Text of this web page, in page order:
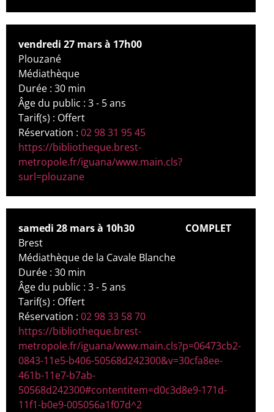
vendredi 27 mars à 17h00
Plouzané
Médiathèque
Durée : 30 min
Âge du public : 3 - 5 ans
Tarif(s) : Offert
Réservation : 02 98 31 95 45
https://bibliotheque.brest-
metropole.fr/iguana/www.main.cls?
surl=plouzane
samedi 28 mars à 10h30
COMPLET
Brest
Médiathèque de la Cavale Blanche
Durée : 30 min
Âge du public : 3 - 5 ans
Tarif(s) : Offert
Réservation : 02 98 33 58 70
https://bibliotheque.brest-
metropole.fr/iguana/www.main.cls?p=06473cb2-
0843-11e5-b406-50568d242300&v=30cfa8ee-
461b-11e7-b7ab-
50568d242300#contentitem=d0c3d8e9-171d-
11f1-b0e9-005056a1f07d^2